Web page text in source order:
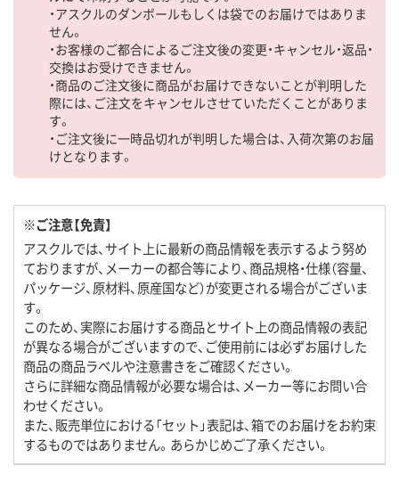
・アスクルのダンボールもしくは袋でのお届けではありま
せん。
・お客様のご都合によるご注文後の変更・キャンセル・返品・
交換はお受けできません。
・商品のご注文後に商品がお届けできないことが判明した
際には、ご注文をキャンセルさせていただくことがありま
す。
・ご注文後に一時品切れが判明した場合は、入荷次第のお届
けとなります。
※ご注意【免責】
アスクルでは、サイト上に最新の商品情報を表示するよう努め
ておりますが、メーカーの都合等により、商品規格・仕様（容量、
パッケージ、原材料、原産国など）が変更される場合がございま
す。
このため、実際にお届けする商品とサイト上の商品情報の表記
が異なる場合がございますので、ご使用前には必ずお届けした
商品の商品ラベルや注意書きをご確認ください。
さらに詳細な商品情報が必要な場合は、メーカー等にお問い合
わせください。
また、販売単位における「セット」表記は、箱でのお届けをお約束
するものではありません。あらかじめご了承ください。